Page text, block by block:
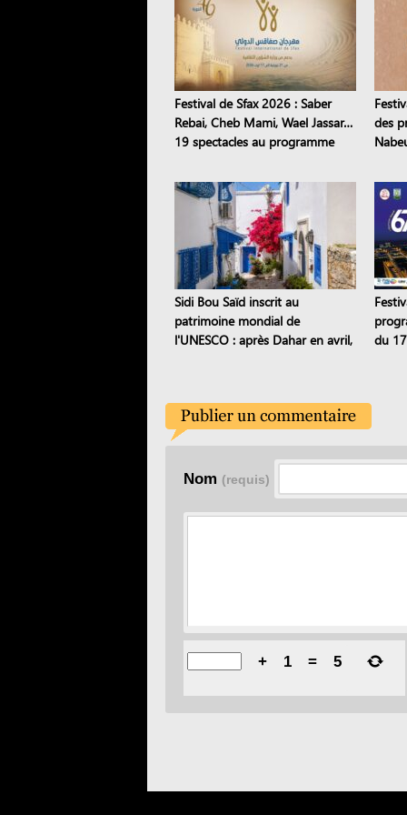
Festival de Sfax 2026 : Saber
Rebai, Cheb Mami, Wael Jassar…
19 spectacles au programme
des
Sidi Bou Saïd inscrit au
patrimoine mondial de
l'UNESCO : après Dahar en avril,
du
Nom (requis)
+ 1 = 5